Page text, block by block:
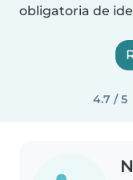
obligatoria de
4.7 / 5